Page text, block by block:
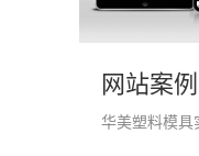
网站案例
华美塑料模具